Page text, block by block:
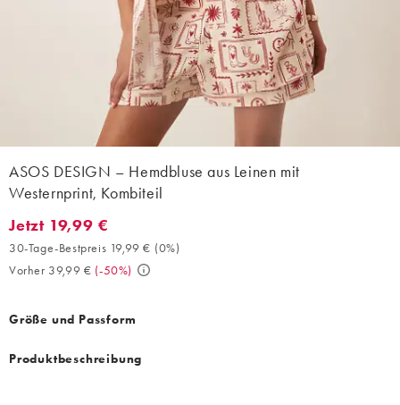
ASOS DESIGN – Hemdbluse aus Leinen mit
Westernprint, Kombiteil
Jetzt 19,99 €. 30-Tage-Bestpreis 19,99 € (0%). Vorher 39,99 €.
Jetzt 19,99 €
30-Tage-Bestpreis 19,99 € (0%)
Vorher 39,99 € (-50%)
Größe und Passform
Produktbeschreibung